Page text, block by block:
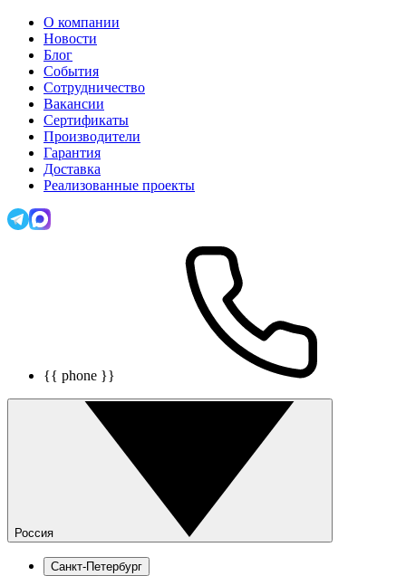
О компании
Новости
Блог
События
Сотрудничество
Вакансии
Сертификаты
Производители
Гарантия
Доставка
Реализованные проекты
{{ phone }}
Россия
Санкт-Петербург